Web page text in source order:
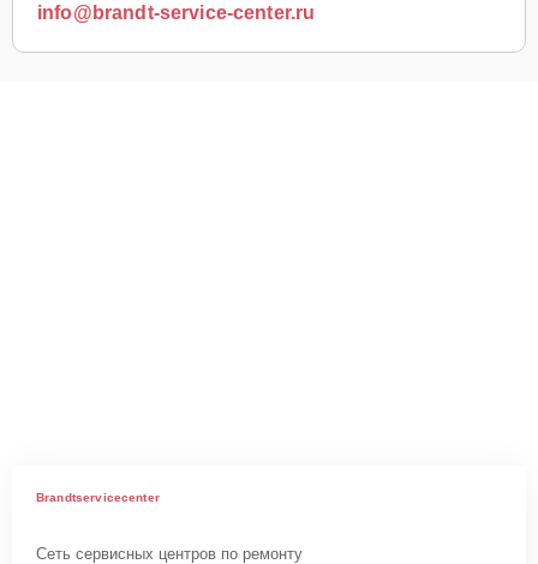
info@brandt-service-center.ru
Brandtservicecenter
Сеть сервисных центров по ремонту